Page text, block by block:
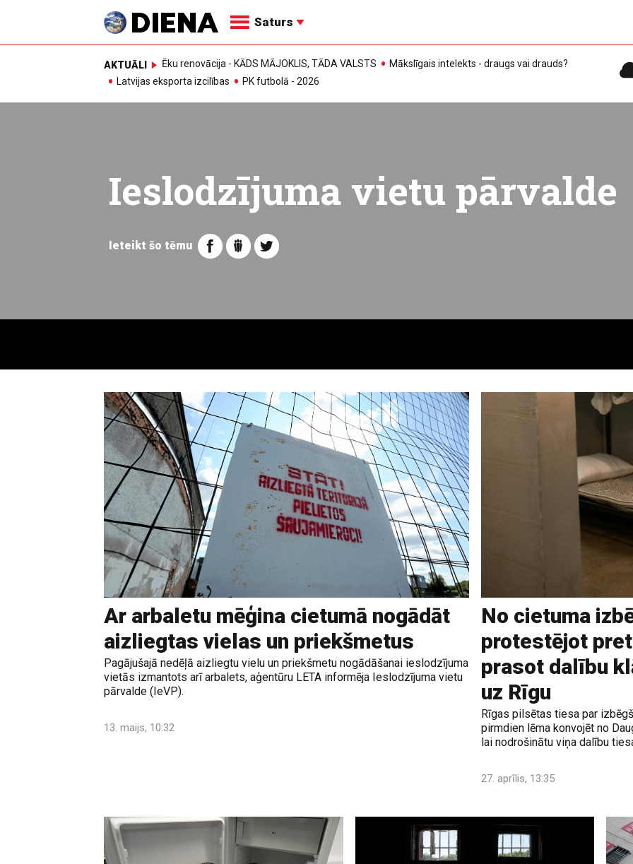
Saturs
AKTUĀLI Ēku renovācija - KĀDS MĀJOKLIS, TĀDA VALSTS
Mākslīgais intelekts - draugs vai drauds?
Latvijas eksporta izcilības
PK futbolā - 2026
Ieslodzījuma vietu pārvalde
Ieteikt šo tēmu
Ar arbaletu mēģina cietumā nogādāt
aizliegtas vielas un priekšmetus
Pagājušajā nedēļā aizliegtu vielu un priekšmetu nogādāšanai ieslodzījuma
vietās izmantots arī arbalets, aģentūru LETA informēja Ieslodzījuma vietu
pārvalde (IeVP).
13. maijs, 10:32
No cietuma
protestējot
prasot dalību
uz Rīgu
Rīgas pilsētas tiesa par
pirmdien lēma konvojēt no
lai nodrošinātu viņa dalību
27. aprīlis, 13:35